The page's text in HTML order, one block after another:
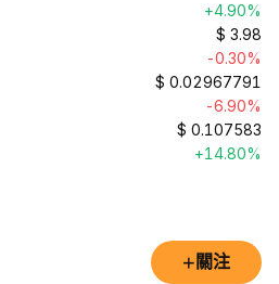
+4.90%
$ 3.98
-0.30%
$ 0.02967791
-6.90%
$ 0.107583
+14.80%
+ 關注